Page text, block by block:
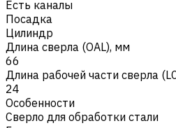
Есть каналы
Посадка
Цилиндр
Длина сверла (OAL), мм
66
Длина рабочей части сверла
24
Особенности
Сверло для обработки стали